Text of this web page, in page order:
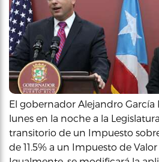
El gobernador Alejandro García
lunes en la noche a la
transitorio de un Impuesto
de 11.5% a un Impuesto de